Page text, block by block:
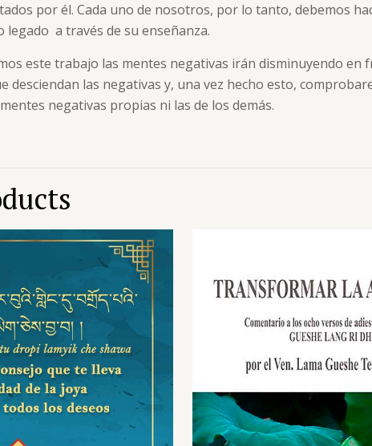
por él. Cada uno de nosotros, por lo tanto, debemos
legado a través de su enseñanza.
este trabajo las mentes negativas irán disminuyendo
desciendan las negativas y, una vez hecho esto,
negativas propias ni las de los demás.